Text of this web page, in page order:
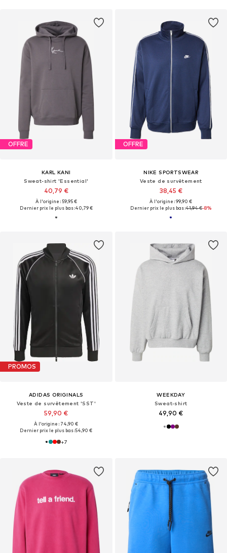
OFFRE
KARL KANI
Sweat-shirt 'Essential'
40,79 €
À l'origine : 59,95 €
Dernier prix le plus bas :40,79 €
OFFRE
NIKE SPORTSWEAR
Veste de survêtement
38,45 €
À l'origine : 99,90 €
Dernier prix le plus bas :41,94 €-8%
PROMOS
ADIDAS ORIGINALS
Veste de survêtement 'SST'
59,90 €
À l'origine : 74,90 €
Dernier prix le plus bas :54,90 €
+7
WEEKDAY
Sweat-shirt
49,90 €